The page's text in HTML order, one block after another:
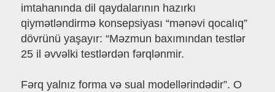
imtahanında dil qaydalarının hazırkı
qiymətləndirmə konsepsiyası “mənəvi qocalıq”
dövrünü yaşayır: “Məzmun baxımından testlər
25 il əvvəlki testlərdən fərqlənmir.
Fərq yalnız forma və sual modellərindədir”. O